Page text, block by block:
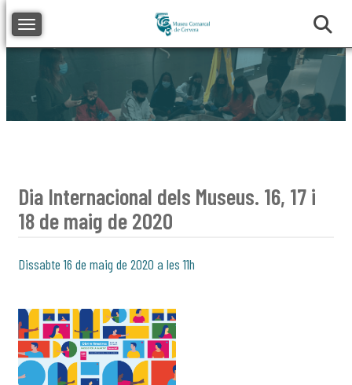
Toggle navigation
Dia Internacional dels Museus. 16, 17 i
18 de maig de 2020
Dissabte 16 de maig de 2020 a les 11h